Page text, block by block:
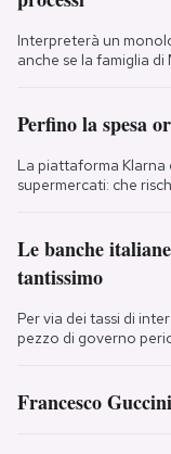
Interpreterà un
anche se la famiglia
Perfino la spesa
La piattaforma Klarna
supermercati: che
Le banche
tantissimo
Per via dei tassi di
pezzo di governo
Francesco